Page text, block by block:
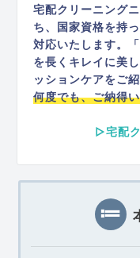
宅配クリーニング
ち、国家資格を持
対応いたします。
を長くキレイに美
ッションケアをご
何度でも、ご納得
▷宅配